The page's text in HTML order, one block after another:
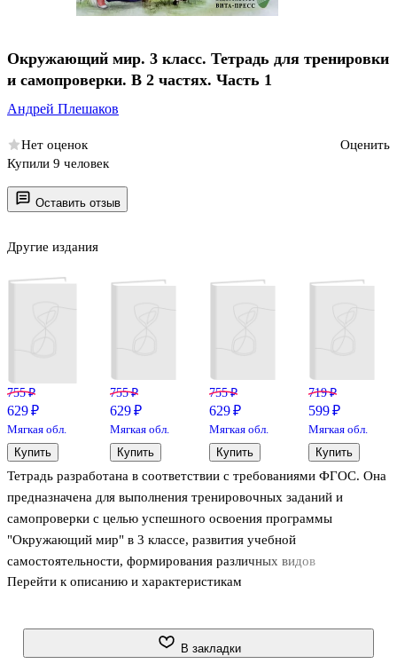
Оставить отзыв
Тетрадь разработана в соответствии с требованиями ФГОС. Она
предназначена для выполнения тренировочных заданий и
самопроверки с целью успешного освоения программы
"Окружающий мир" в 3 классе, развития учебной
самостоятельности, формирования различных видов
универсальных учебных действий. Тетрадь содержит задания по
Перейти к описанию и характеристикам
Другие издания
755 ₽
629 ₽
Мягкая обл.
Купить
755 ₽
629 ₽
Мягкая обл.
Купить
755 ₽
629 ₽
Мягкая обл.
Купить
719 ₽
599 ₽
Мягкая обл.
Купить
Окружающий мир. 3 класс. Тетрадь для тренировки
и самопроверки. В 2 частях. Часть 1
Андрей Плешаков
Нет оценок
Оценить
Купили 9 человек
В закладки